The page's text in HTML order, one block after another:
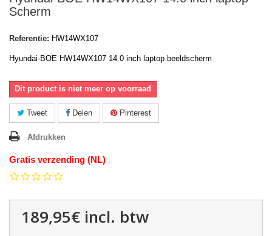
Scherm
Referentie: HW14WX107
Hyundai-BOE HW14WX107 14.0 inch laptop beeldscherm
Dit product is niet meer op voorraad
Tweet Delen Pinterest
Afdrukken
Gratis verzending (NL)
189,95€ incl. btw